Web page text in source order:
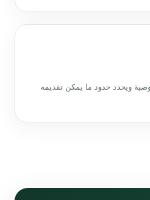
ويحدد حدود ما يمكن تقديمه